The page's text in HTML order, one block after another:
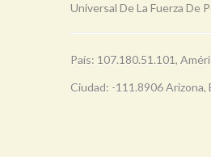
Universal De La Fuerza De
País: 107.180.51.101,
Ciudad: -111.8906 Arizona,